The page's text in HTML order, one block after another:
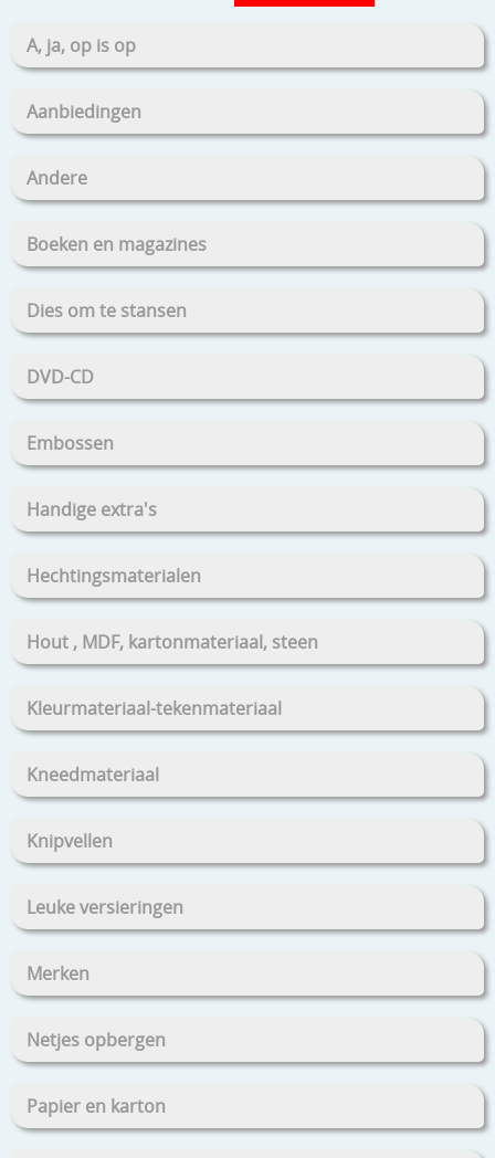
A, ja, op is op
Aanbiedingen
Andere
Boeken en magazines
Dies om te stansen
DVD-CD
Embossen
Handige extra's
Hechtingsmaterialen
Hout , MDF, kartonmateriaal, steen
Kleurmateriaal-tekenmateriaal
Kneedmateriaal
Knipvellen
Leuke versieringen
Merken
Netjes opbergen
Papier en karton